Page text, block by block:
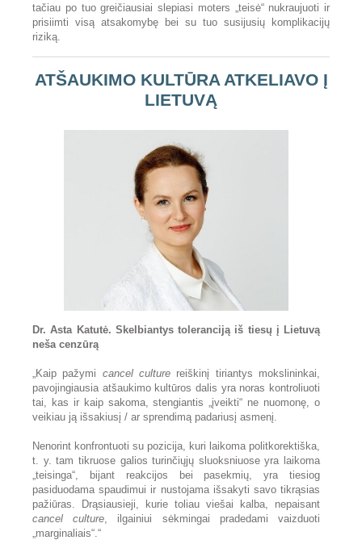
tačiau po tuo greičiausiai slepiasi moters „teisė“ nukraujuoti ir
prisiimti visą atsakomybę bei su tuo susijusių komplikacijų
riziką.
ATŠAUKIMO KULTŪRA ATKELIAVO Į
LIETUVĄ
Dr. Asta Katutė. Skelbiantys toleranciją iš tiesų į Lietuvą
neša cenzūrą
„Kaip pažymi cancel culture reiškinį tiriantys mokslininkai,
pavojingiausia atšaukimo kultūros dalis yra noras kontroliuoti
tai, kas ir kaip sakoma, stengiantis „įveikti“ ne nuomonę, o
veikiau ją išsakiusį / ar sprendimą padariusį asmenį.
Nenorint konfrontuoti su pozicija, kuri laikoma politkorektiška,
t. y. tam tikruose galios turinčiųjų sluoksniuose yra laikoma
„teisinga“, bijant reakcijos bei pasekmių, yra tiesiog
pasiduodama spaudimui ir nustojama išsakyti savo tikrąsias
pažiūras. Drąsiausieji, kurie toliau viešai kalba, nepaisant
cancel culture, ilgainiui sėkmingai pradedami vaizduoti
„marginaliais“.“